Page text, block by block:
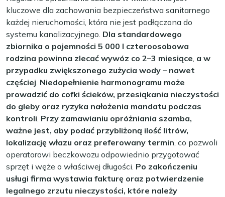
kluczowe dla zachowania bezpieczeństwa sanitarnego
każdej nieruchomości, która nie jest podłączona do
systemu kanalizacyjnego. Dla standardowego
zbiornika o pojemności 5 000 l czteroosobowa
rodzina powinna zlecać wywóz co 2–3 miesiące, a w
przypadku zwiększonego zużycia wody – nawet
częściej. Niedopełnienie harmonogramu może
prowadzić do cofki ścieków, przesiąkania nieczystości
do gleby oraz ryzyka nałożenia mandatu podczas
kontroli. Przy zamawianiu opróżniania szamba,
ważne jest, aby podać przybliżoną ilość litrów,
lokalizację włazu oraz preferowany termin, co pozwoli
operatorowi beczkowozu odpowiednio przygotować
sprzęt i węże o właściwej długości. Po zakończeniu
usługi firma wystawia fakturę oraz potwierdzenie
legalnego zrzutu nieczystości, które należy